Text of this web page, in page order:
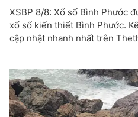
XSBP 8/8: Xổ số Bình Phước
xổ số kiến thiết Bình Phước.
cập nhật nhanh nhất trên